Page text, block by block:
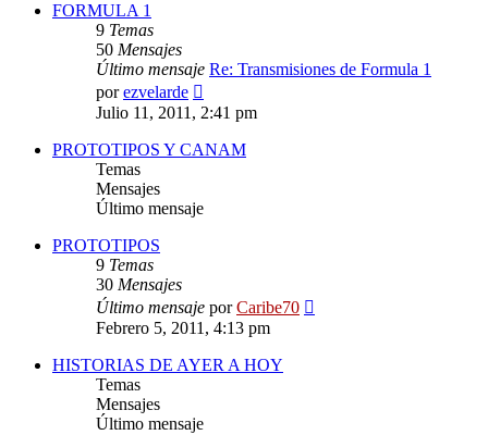
FORMULA 1
9 Temas
50 Mensajes
Último mensaje Re: Transmisiones de Formula 1
porezvelarde
último
mensaje
Julio 11, 2011, 2:41 pm
PROTOTIPOS Y CANAM
Temas
Mensajes
Último mensaje
PROTOTIPOS
9 Temas
30 Mensajes
Último mensaje porCaribe70
Febrero 5, 2011, 4:13 pm
HISTORIAS DE AYER A HOY
Temas
Mensajes
Último mensaje